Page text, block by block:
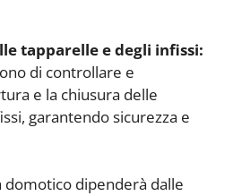
tapparelle e degli infissi:
di controllare e
e la chiusura delle
garantendo sicurezza e
domotico dipenderà dalle